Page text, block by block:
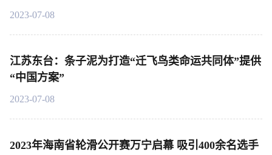
2023-07-08
江苏东台：条子泥为打造“迁飞鸟类命运共同体”提供
“中国方案”
2023-07-08
2023年海南省轮滑公开赛万宁启幕 吸引400余名选手